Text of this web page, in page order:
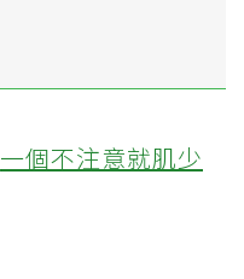
一個不注意就肌少